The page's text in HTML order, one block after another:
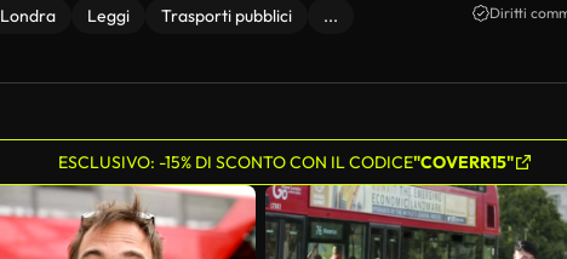
Londra Leggi Trasporti pubblici ... Diritti
ESCLUSIVO: -15% DI SCONTO CON IL CODICE"COVERR15"